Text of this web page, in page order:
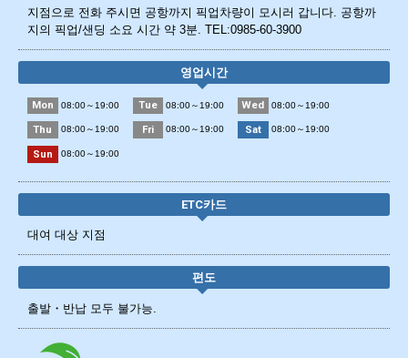
지점으로 전화 주시면 공항까지 픽업차량이 모시러 갑니다. 공항까
지의 픽업/샌딩 소요 시간 약 3분. TEL:0985-60-3900
영업시간
Mon 08:00～19:00 Tue 08:00～19:00 Wed 08:00～19:00
Thu 08:00～19:00 Fri 08:00～19:00 Sat 08:00～19:00
Sun 08:00～19:00
ETC카드
대여 대상 지점
편도
출발・반납 모두 불가능.